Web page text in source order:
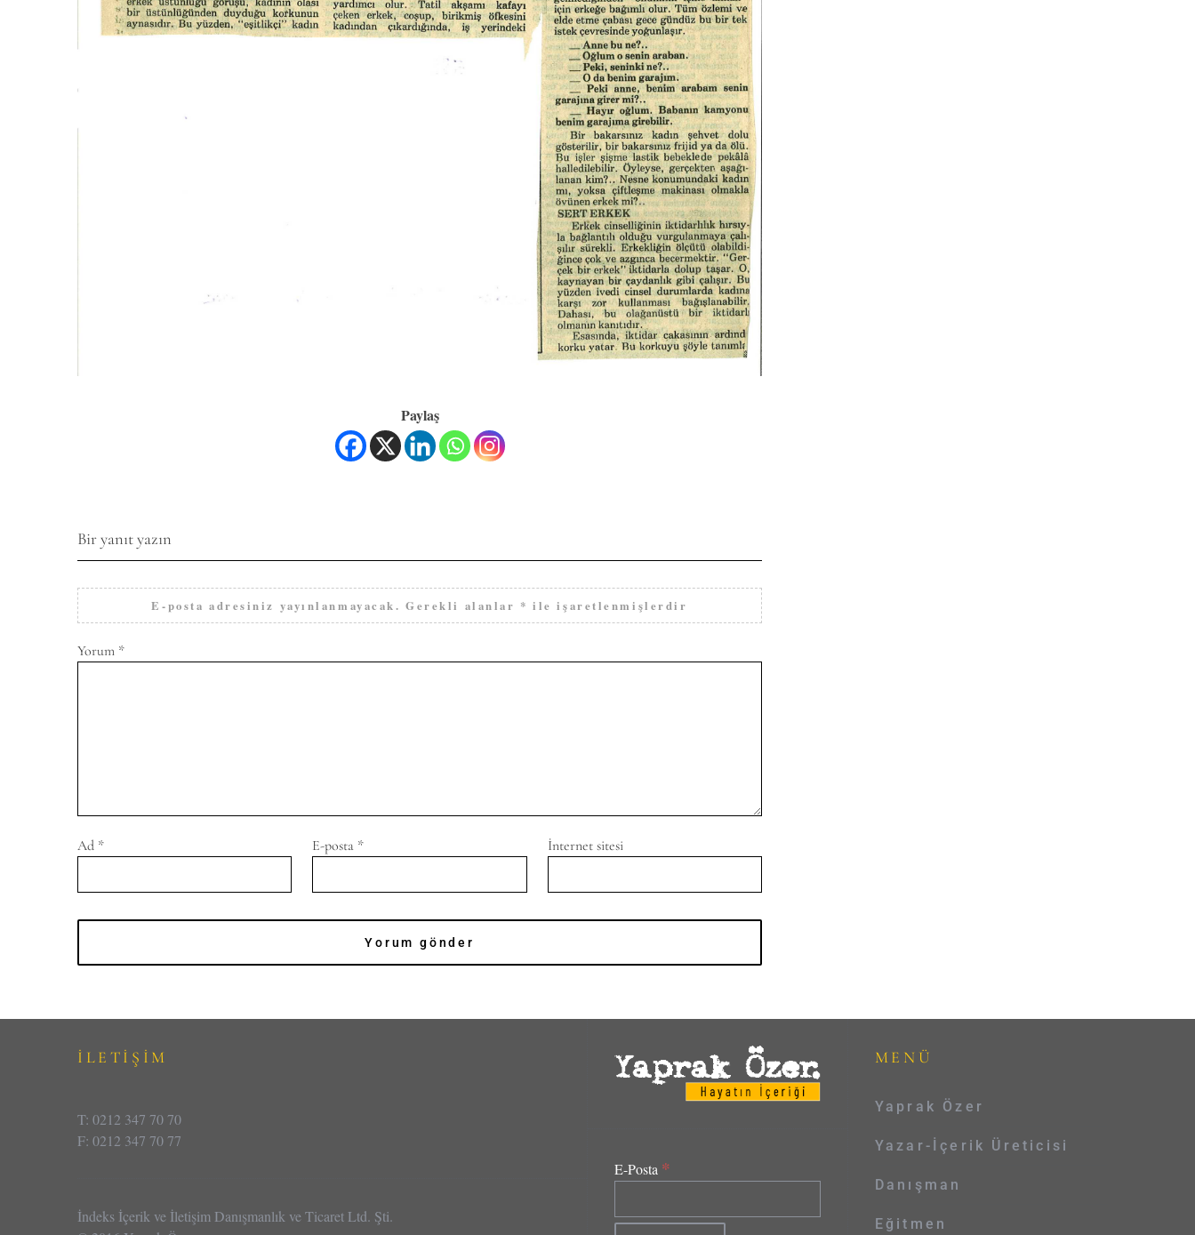
Paylaş
Bir yanıt yazın
E-posta adresiniz yayınlanmayacak. Gerekli alanlar * ile işaretlenmişlerdir
Yorum *
Ad * E-posta * İnternet sitesi
İLETİŞİM
T: 0212 347 70 70
F: 0212 347 70 77
İndeks İçerik ve İletişim Danışmanlık ve Ticaret Ltd. Şti.
E-Posta *
MENÜ
Yaprak Özer
Yazar-İçerik Üreticisi
Danışman
Eğitmen